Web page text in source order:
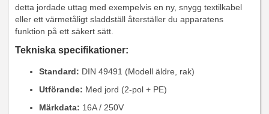
detta jordade uttag med exempelvis en ny, snygg textilkabel
eller ett värmetåligt sladdställ återställer du apparatens
funktion på ett säkert sätt.
Tekniska specifikationer:
Standard: DIN 49491 (Modell äldre, rak)
Utförande: Med jord (2-pol + PE)
Märkdata: 16A / 250V